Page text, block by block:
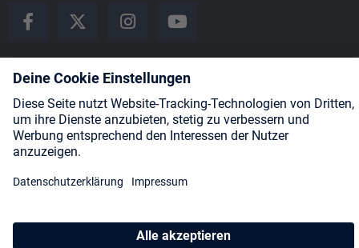
Payment Methods
Shipping